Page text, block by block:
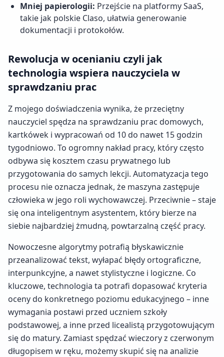
Mniej papierologii: Przejście na platformy SaaS,
takie jak polskie Claso, ułatwia generowanie
dokumentacji i protokołów.
Rewolucja w ocenianiu czyli jak
technologia wspiera nauczyciela w
sprawdzaniu prac
Z mojego doświadczenia wynika, że przeciętny
nauczyciel spędza na sprawdzaniu prac domowych,
kartkówek i wypracowań od 10 do nawet 15 godzin
tygodniowo. To ogromny nakład pracy, który często
odbywa się kosztem czasu prywatnego lub
przygotowania do samych lekcji. Automatyzacja tego
procesu nie oznacza jednak, że maszyna zastępuje
człowieka w jego roli wychowawczej. Przeciwnie – staje
się ona inteligentnym asystentem, który bierze na
siebie najbardziej żmudną, powtarzalną część pracy.
Nowoczesne algorytmy potrafią błyskawicznie
przeanalizować tekst, wyłapać błędy ortograficzne,
interpunkcyjne, a nawet stylistyczne i logiczne. Co
kluczowe, technologia ta potrafi dopasować kryteria
oceny do konkretnego poziomu edukacyjnego – inne
wymagania postawi przed uczniem szkoły
podstawowej, a inne przed licealistą przygotowującym
się do matury. Zamiast spędzać wieczory z czerwonym
długopisem w ręku, możemy skupić się na analizie